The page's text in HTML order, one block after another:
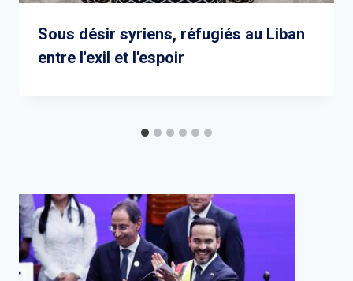
Sous désir syriens, réfugiés au Liban
entre l'exil et l'espoir